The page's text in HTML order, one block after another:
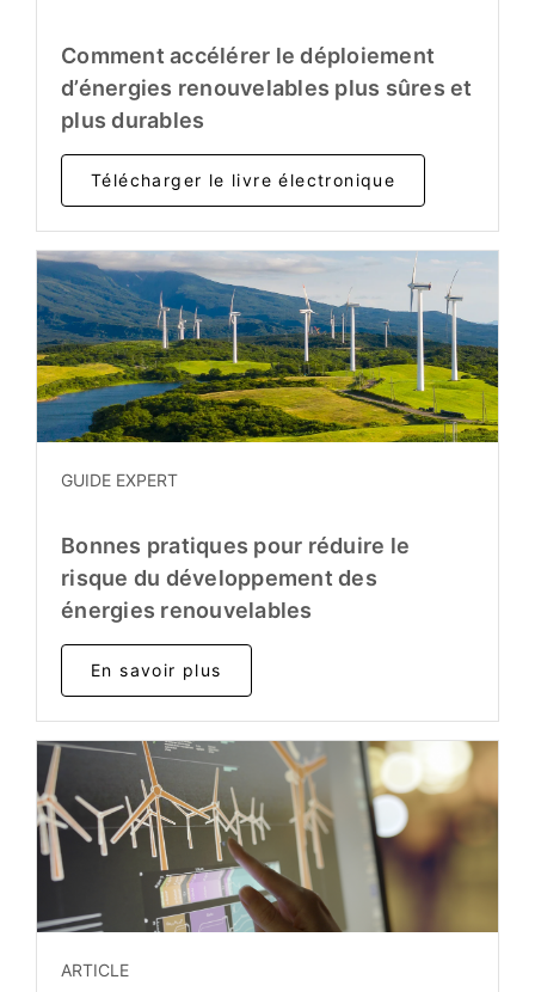
Comment accélérer le déploiement
d’énergies renouvelables plus sûres et
plus durables
Télécharger le livre électronique
GUIDE EXPERT
Bonnes pratiques pour réduire le
risque du développement des
énergies renouvelables
En savoir plus
ARTICLE